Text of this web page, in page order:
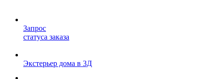
Запрос
статуса заказа
Экстерьер дома в 3Д